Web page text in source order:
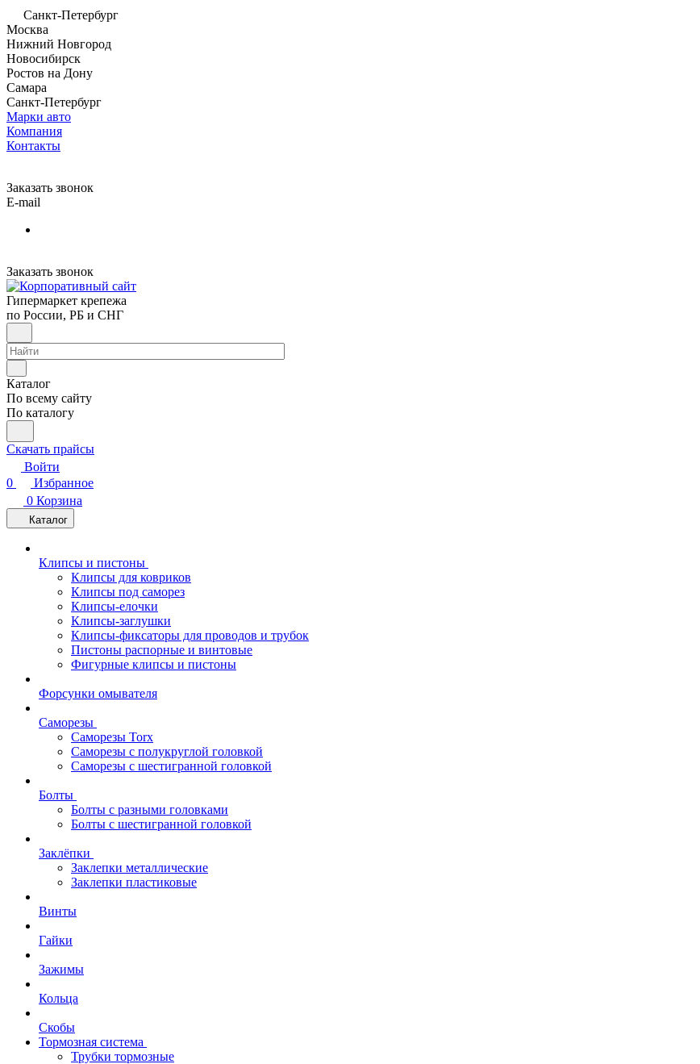
Санкт-Петербург
Москва
Нижний Новгород
Новосибирск
Ростов на Дону
Самара
Санкт-Петербург
Марки авто
Компания
Контакты
Заказать звонок
E-mail
Заказать звонок
Гипермаркет крепежа
по России, РБ и СНГ
Каталог
По всему сайту
По каталогу
Скачать прайсы
Войти
0
Избранное
0 Корзина
Каталог
Клипсы и пистоны
Клипсы для ковриков
Клипсы под саморез
Клипсы-елочки
Клипсы-заглушки
Клипсы-фиксаторы для проводов и трубок
Пистоны распорные и винтовые
Фигурные клипсы и пистоны
Форсунки омывателя
Саморезы
Саморезы Torx
Саморезы с полукруглой головкой
Саморезы с шестигранной головкой
Болты
Болты с разными головками
Болты с шестигранной головкой
Заклёпки
Заклепки металлические
Заклепки пластиковые
Винты
Гайки
Зажимы
Кольца
Скобы
Тормозная система
Трубки тормозные